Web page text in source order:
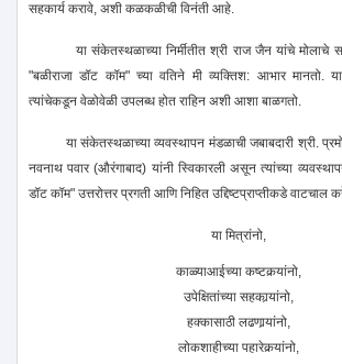
सहकार्य करावे, अशी कळकळीची विनंती आहे.
या संकेतस्थळाच्या निर्मीतीत श्री राज जैन यांचे मोलाचे
"बळीराजा डॉट कॉम" च्या वतिने मी व्यक्तिश: आभार मानतो.
त्यांचेकडून वेळोवेळी उपलब्ध होत राहिन अशी आशा बाळगतो.
या संकेतस्थळाच्या व्यवस्थापन मंडळाची जबाबदारी श्री.
नवनाथ पवार (औरंगाबाद) यांनी स्विकारली असून त्यांच्या
डॉट कॉम" उत्तरोत्तर प्रगती आणि निहित उद्दिष्टप्राप्तीकडे
या मित्रांनो,
काळ्याआईच्या कष्टकर्‍यांनो,
उपेक्षितांच्या सहकार्‍यांनो,
हक्कासाठी लढणार्‍यांनो,
लोकशाहीच्या पहारेकर्‍यांनो,